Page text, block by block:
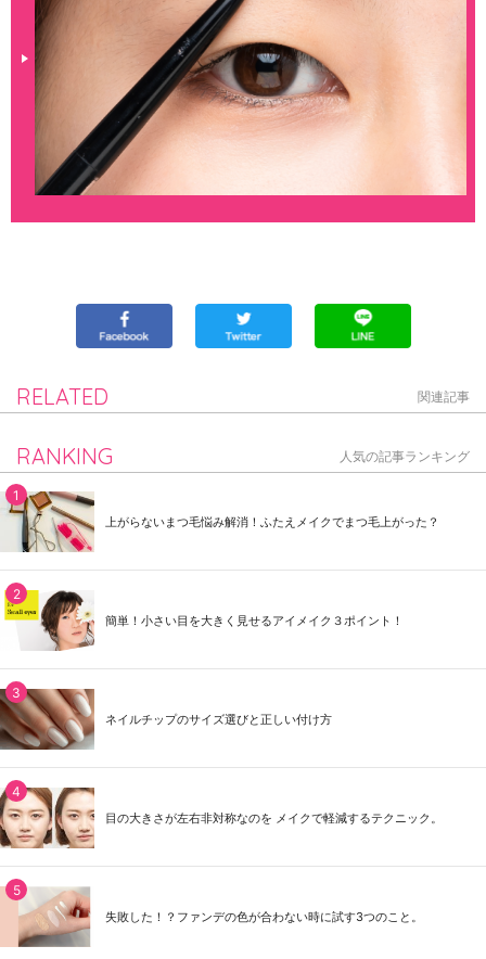
RELATED 関連記事
RANKING 人気の記事ランキング
上がらないまつ毛悩み解消！ふたえメイクでまつ毛上がった？
簡単！小さい目を大きく見せるアイメイク３ポイント！
ネイルチップのサイズ選びと正しい付け方
目の大きさが左右非対称なのを メイクで軽減するテクニック。
失敗した！？ファンデの色が合わない時に試す3つのこと。